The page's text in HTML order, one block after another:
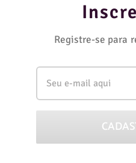
Registre-se para